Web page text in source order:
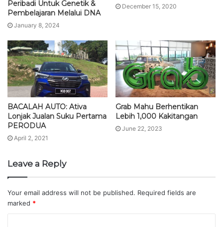
Peribadi Untuk Genetik &
Pembelajaran Melalui DNA
January 8, 2024
December 15, 2020
BACALAH AUTO: Ativa
Lonjak Jualan Suku Pertama
PERODUA
April 2, 2021
Grab Mahu Berhentikan
Lebih 1,000 Kakitangan
June 22, 2023
Leave a Reply
Your email address will not be published. Required fields are
marked *